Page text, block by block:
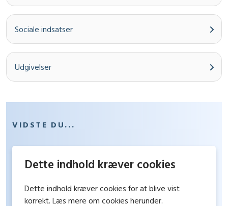
Sociale indsatser
Udgivelser
VIDSTE DU...
Dette indhold kræver cookies
Dette indhold kræver cookies for at blive vist
korrekt. Læs mere om cookies herunder.